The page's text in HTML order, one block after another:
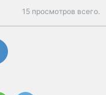
15 просмотров всего.